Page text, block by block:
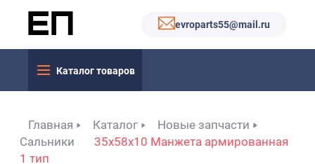
evroparts55@mail.ru
Каталог товаров
Главная Каталог
Новые запчасти
Сальники
35x58x10 Манжета армированная
1 тип